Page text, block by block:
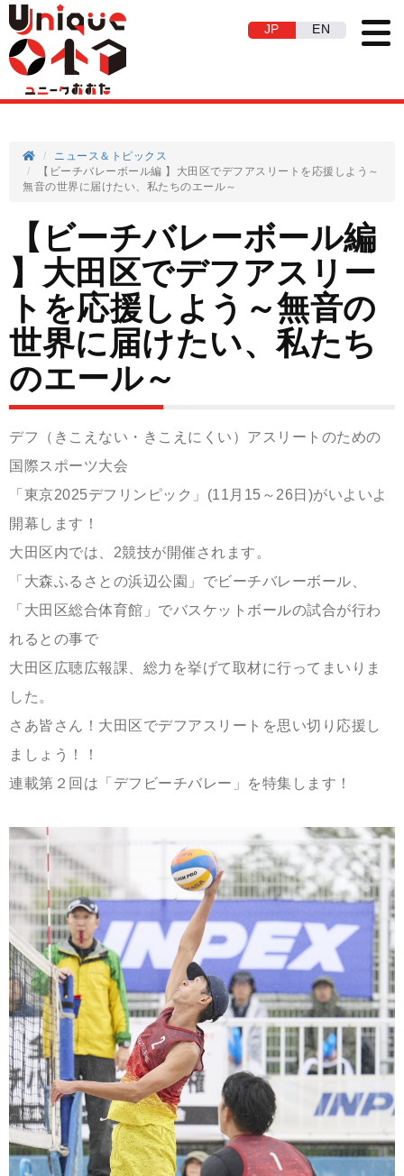
JP EN
ニュース＆トピックス
【ビーチバレーボール編 】大田区でデフアスリートを応援しよう～
無音の世界に届けたい、私たちのエール～
【ビーチバレーボール編
】大田区でデフアスリー
トを応援しよう～無音の
世界に届けたい、私たち
のエール～
デフ（きこえない・きこえにくい）アスリートのための
国際スポーツ大会
「東京2025デフリンピック」(11月15～26日)がいよいよ
開幕します！
大田区内では、2競技が開催されます。
「大森ふるさとの浜辺公園」でビーチバレーボール、
「大田区総合体育館」でバスケットボールの試合が行わ
れるとの事で
大田区広聴広報課、総力を挙げて取材に行ってまいりま
した。
さあ皆さん！大田区でデフアスリートを思い切り応援し
ましょう！！
連載第２回は「デフビーチバレー」を特集します！